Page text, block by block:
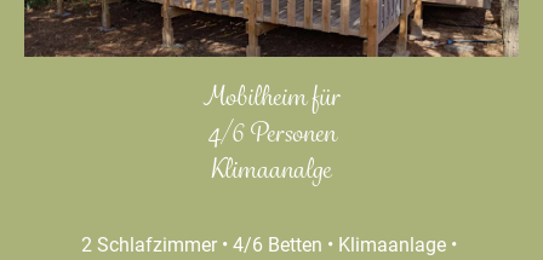
Mobilheim für
4/6 Personen
Klimaanalge
2 Schlafzimmer • 4/6 Betten • Klimaanlage •